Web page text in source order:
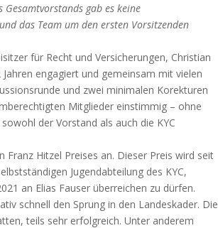
gab es keine
das Team um den ersten Vorsitzenden
für Recht und Versicherungen, Christian
engagiert und gemeinsam mit vielen
und zwei minimalen Korekturen
Mitglieder einstimmig – ohne
der Vorstand als auch die KYC
Hitzel Preises an. Dieser Preis wird seit
Jugendabteilung des KYC,
an Elias Fauser überreichen zu dürfen.
schnell den Sprung in den Landeskader. Die
teils sehr erfolgreich. Unter anderem